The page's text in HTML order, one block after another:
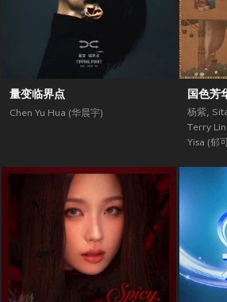
量变临界点
Chen Yu Hua (华晨宇)
国色芳
杨紫,
Terry
Yisa (郁